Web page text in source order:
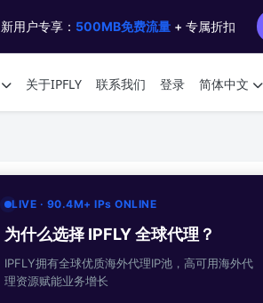
用户专享： 500MB免费流量 + 专属折扣
关于IPFLY 联系我们 登录 简体中文
LIVE · 90.4M+ IPs ONLINE
为什么选择 IPFLY 全球代理？
IPFLY拥有全球优质海外代理IP池，高可用海外代
理资源赋能业务增长